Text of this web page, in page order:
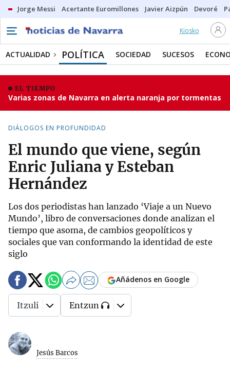
Jorge Messi Acertante Euromillones Javier Aizpún Devoré
Kiosko
ACTUALIDAD POLÍTICA SOCIEDAD SUCESOS
EL TIEMPO
Varias zonas de Navarra en alerta naranja por tormentas
DIÁLOGOS EN PROFUNDIDAD
El mundo que viene, según
Enric Juliana y Esteban
Hernández
Los dos periodistas han lanzado ‘Viaje a un Nuevo
Mundo’, libro de conversaciones donde analizan el
tiempo que asoma, de cambios geopolíticos y
sociales que van conformando la identidad de este
siglo
Jesús Barcos
Añádenos en Google
Itzuli Entzun